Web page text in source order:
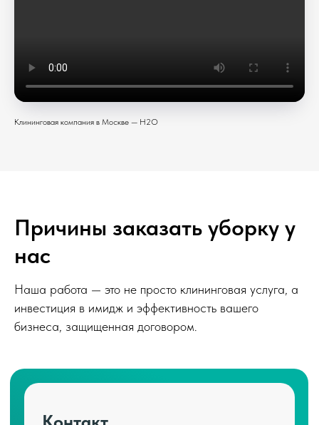
Клининговая компания в Москве — H2O
Причины заказать уборку у
нас
Наша работа — это не просто клининговая услуга, а
инвестиция в имидж и эффективность вашего
бизнеса, защищенная договором.